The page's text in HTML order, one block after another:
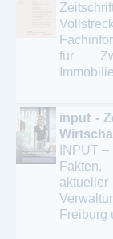
für
input -
INPUT
Fakten,
Freiburg